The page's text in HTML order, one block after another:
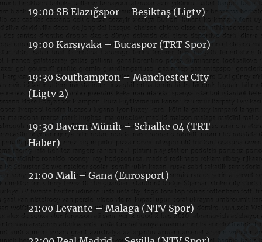
19:00 SB Elazığspor – Beşiktaş (Ligtv)
19:00 Karşıyaka – Bucaspor (TRT Spor)
19:30 Southampton – Manchester City
(Ligtv 2)
19:30 Bayern Münih – Schalke 04 (TRT
Haber)
21:00 Mali – Gana (Eurosport)
21:00 Levante – Malaga (NTV Spor)